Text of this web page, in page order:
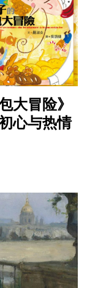
大冒险》
心与热情